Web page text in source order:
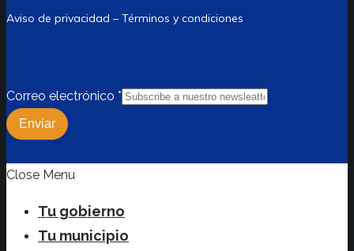
Aviso de privacidad – Términos y condiciones
Correo electrónico *
Enviar
Close Menu
Tu gobierno
Tu municipio